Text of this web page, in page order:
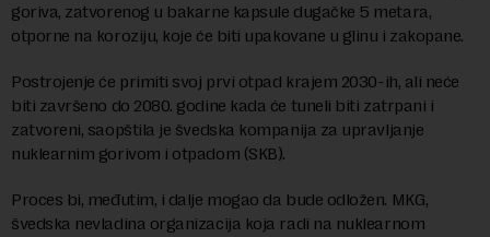
goriva, zatvorenog u bakarne kapsule dugačke 5 metara,
otporne na koroziju, koje će biti upakovane u glinu i zakopane.
Postrojenje će primiti svoj prvi otpad krajem 2030-ih, ali neće
biti završeno do 2080. godine kada će tuneli biti zatrpani i
zatvoreni, saopštila je švedska kompanija za upravljanje
nuklearnim gorivom i otpadom (SKB).
Proces bi, međutim, i dalje mogao da bude odložen. MKG,
švedska nevladina organizacija koja radi na nuklearnom